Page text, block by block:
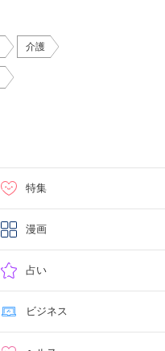
介護
特集
漫画
占い
ビジネス